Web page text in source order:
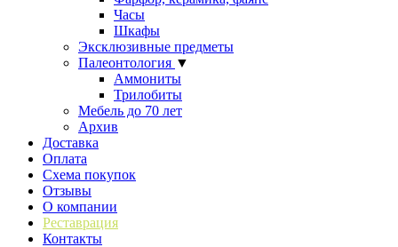
Часы
Шкафы
Эксклюзивные предметы
Палеонтология ▼
Аммониты
Трилобиты
Мебель до 70 лет
Архив
Доставка
Оплата
Схема покупок
Отзывы
О компании
Реставрация
Контакты